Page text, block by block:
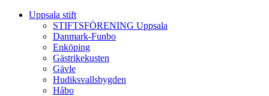
Uppsala stift
STIFTSFÖRENING Uppsala
Danmark-Funbo
Enköping
Gästrikekusten
Gävle
Hudiksvallsbygden
Håbo